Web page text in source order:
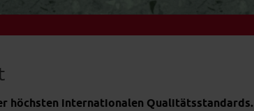
höchsten internationalen Qualitätsstandards.